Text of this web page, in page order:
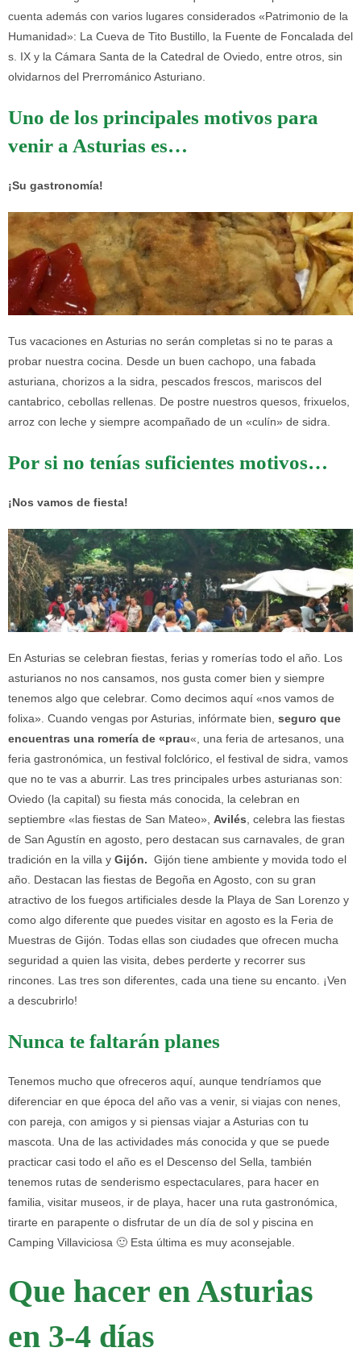
cuenta además con varios lugares considerados «Patrimonio de la
Humanidad»: La Cueva de Tito Bustillo, la Fuente de Foncalada del
s. IX y la Cámara Santa de la Catedral de Oviedo, entre otros, sin
olvidarnos del Prerrománico Asturiano.
Uno de los principales motivos para
venir a Asturias es…
¡Su gastronomía!
Tus vacaciones en Asturias no serán completas si no te paras a
probar nuestra cocina. Desde un buen cachopo, una fabada
asturiana, chorizos a la sidra, pescados frescos, mariscos del
cantabrico, cebollas rellenas. De postre nuestros quesos, frixuelos,
arroz con leche y siempre acompañado de un «culín» de sidra.
Por si no tenías suficientes motivos…
¡Nos vamos de fiesta!
En Asturias se celebran fiestas, ferias y romerías todo el año. Los
asturianos no nos cansamos, nos gusta comer bien y siempre
tenemos algo que celebrar. Como decimos aquí «nos vamos de
folixa». Cuando vengas por Asturias, infórmate bien, seguro que
encuentras una romería de «prau«, una feria de artesanos, una
feria gastronómica, un festival folclórico, el festival de sidra, vamos
que no te vas a aburrir. Las tres principales urbes asturianas son:
Oviedo (la capital) su fiesta más conocida, la celebran en
septiembre «las fiestas de San Mateo», Avilés, celebra las fiestas
de San Agustín en agosto, pero destacan sus carnavales, de gran
tradición en la villa y Gijón. Gijón tiene ambiente y movida todo el
año. Destacan las fiestas de Begoña en Agosto, con su gran
atractivo de los fuegos artificiales desde la Playa de San Lorenzo y
como algo diferente que puedes visitar en agosto es la Feria de
Muestras de Gijón. Todas ellas son ciudades que ofrecen mucha
seguridad a quien las visita, debes perderte y recorrer sus
rincones. Las tres son diferentes, cada una tiene su encanto. ¡Ven
a descubrirlo!
Nunca te faltarán planes
Tenemos mucho que ofreceros aquí, aunque tendríamos que
diferenciar en que época del año vas a venir, si viajas con nenes,
con pareja, con amigos y si piensas viajar a Asturias con tu
mascota. Una de las actividades más conocida y que se puede
practicar casi todo el año es el Descenso del Sella, también
tenemos rutas de senderismo espectaculares, para hacer en
familia, visitar museos, ir de playa, hacer una ruta gastronómica,
tirarte en parapente o disfrutar de un día de sol y piscina en
Camping Villaviciosa 🙂 Esta última es muy aconsejable.
Que hacer en Asturias
en 3-4 días